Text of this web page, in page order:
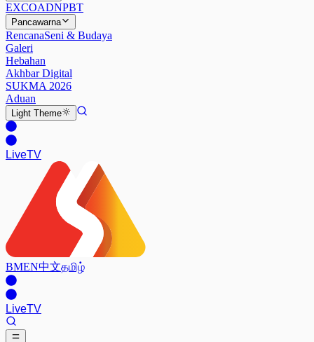
EXCOADNPBT
Pancawarna
RencanaSeni & Budaya
Galeri
Hebahan
Akhbar Digital
SUKMA 2026
Aduan
Light Theme
LiveTV
BMEN中文தமிழ்
LiveTV